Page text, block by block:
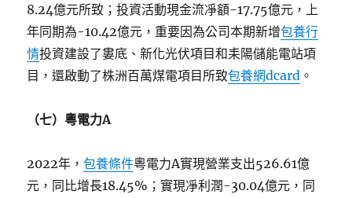
8.24億元所致；投資活動現金流凈額-17.75億元，上
年同期為-10.42億元，重要因為公司本期新增包養行
情投資建設了婁底、新化光伏項目和耒陽儲能電站項
目，還啟動了株洲百萬煤電項目所致包養網dcard 。
（七）粵電力A
2022年，包養條件粵電力A實現營業支出526.61億
元，同比增長18.45%；實現凈利潤-30.04億元，同